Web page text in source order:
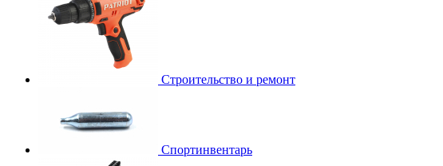
Строительство и ремонт
Спортинвентарь